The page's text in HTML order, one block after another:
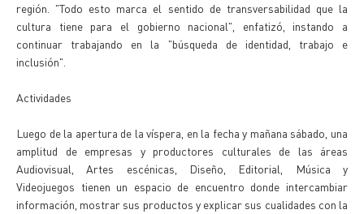
región. "Todo esto marca el sentido de transversabilidad que la
cultura tiene para el gobierno nacional", enfatizó, instando a
continuar trabajando en la "búsqueda de identidad, trabajo e
inclusión".
Actividades
Luego de la apertura de la víspera, en la fecha y mañana sábado, una
amplitud de empresas y productores culturales de las áreas
Audiovisual, Artes escénicas, Diseño, Editorial, Música y
Videojuegos tienen un espacio de encuentro donde intercambiar
información, mostrar sus productos y explicar sus cualidades con la